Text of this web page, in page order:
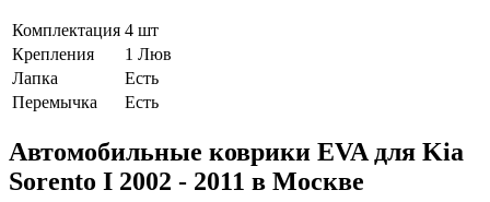
Комплектация 4 шт
Крепления
1 Люв
Лапка
Есть
Перемычка
Есть
Автомобильные коврики EVA для Kia
Sorento I 2002 - 2011 в Москве